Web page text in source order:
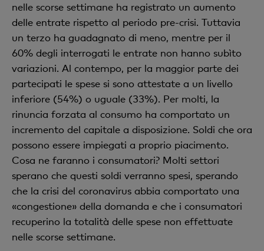
nelle scorse settimane ha registrato un aumento
delle entrate rispetto al periodo pre-crisi. Tuttavia
un terzo ha guadagnato di meno, mentre per il
60% degli interrogati le entrate non hanno subìto
variazioni. Al contempo, per la maggior parte dei
partecipati le spese si sono attestate a un livello
inferiore (54%) o uguale (33%). Per molti, la
rinuncia forzata al consumo ha comportato un
incremento del capitale a disposizione. Soldi che ora
possono essere impiegati a proprio piacimento.
Cosa ne faranno i consumatori? Molti settori
sperano che questi soldi verranno spesi, sperando
che la crisi del coronavirus abbia comportato una
«congestione» della domanda e che i consumatori
recuperino la totalità delle spese non effettuate
nelle scorse settimane.